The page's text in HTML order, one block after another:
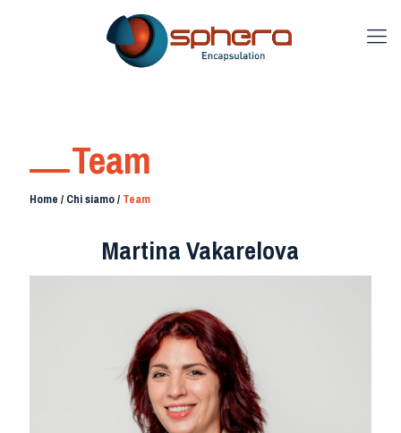
Team
Home / Chi siamo/ Team
Martina Vakarelova